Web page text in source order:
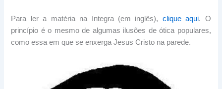
Para ler a matéria na íntegra (em inglês), clique aqui. O
princípio é o mesmo de algumas ilusões de ótica populares,
como essa em que se enxerga Jesus Cristo na parede.